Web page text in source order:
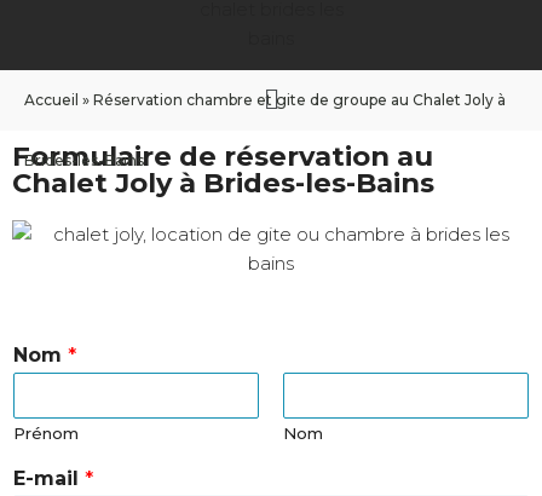
Accueil » Réservation chambre et gite de groupe au Chalet Joly à
Brides-les-Bains
Formulaire de réservation au
Chalet Joly à Brides-les-Bains
Nom *
Prénom Nom
E-mail *